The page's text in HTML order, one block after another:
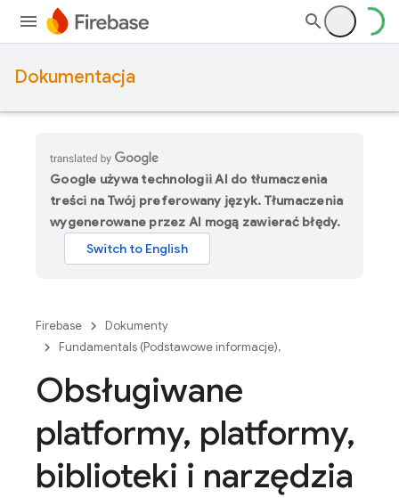
Dokumentacja
Google używa technologii AI do tłumaczenia
treści na Twój preferowany język. Tłumaczenia
wygenerowane przez AI mogą zawierać błędy.
Firebase
Dokumenty
Fundamentals (Podstawowe informacje),
Obsługiwane
platformy, platformy,
biblioteki i narzędzia